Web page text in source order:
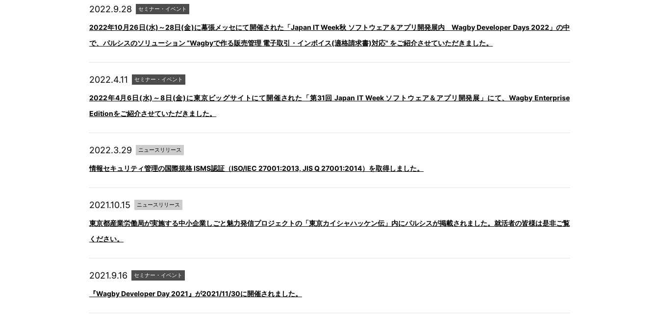
2022.9.28 セミナー・イベント
2022年10月26日(水)～28日(金)に幕張メッセにて開催された「Japan IT Week秋 ソフトウェア＆アプリ開発展内 Wagby Developer Days 2022」の中
で、パルシスのソリューション ”Wagbyで作る販売管理 電子取引・インボイス(適格請求書)対応" をご紹介させていただきました。
2022.4.11 セミナー・イベント
2022年4月6日(水)～8日(金)に東京ビッグサイトにて開催された「第31回 Japan IT Week ソフトウェア＆アプリ開発展」にて、Wagby Enterprise
Editionをご紹介させていただきました。
2022.3.29 ニュースリリース
情報セキュリティ管理の国際規格 ISMS認証（ISO/IEC 27001:2013, JIS Q 27001:2014）を取得しました。
2021.10.15 ニュースリリース
東京都産業労働局が実施する中小企業しごと魅力発信プロジェクトの「東京カイシャハッケン伝」内にパルシスが掲載されました。就活者の皆様は是非ご覧
ください。
2021.9.16 セミナー・イベント
『Wagby Developer Day 2021』が2021/11/30に開催されました。